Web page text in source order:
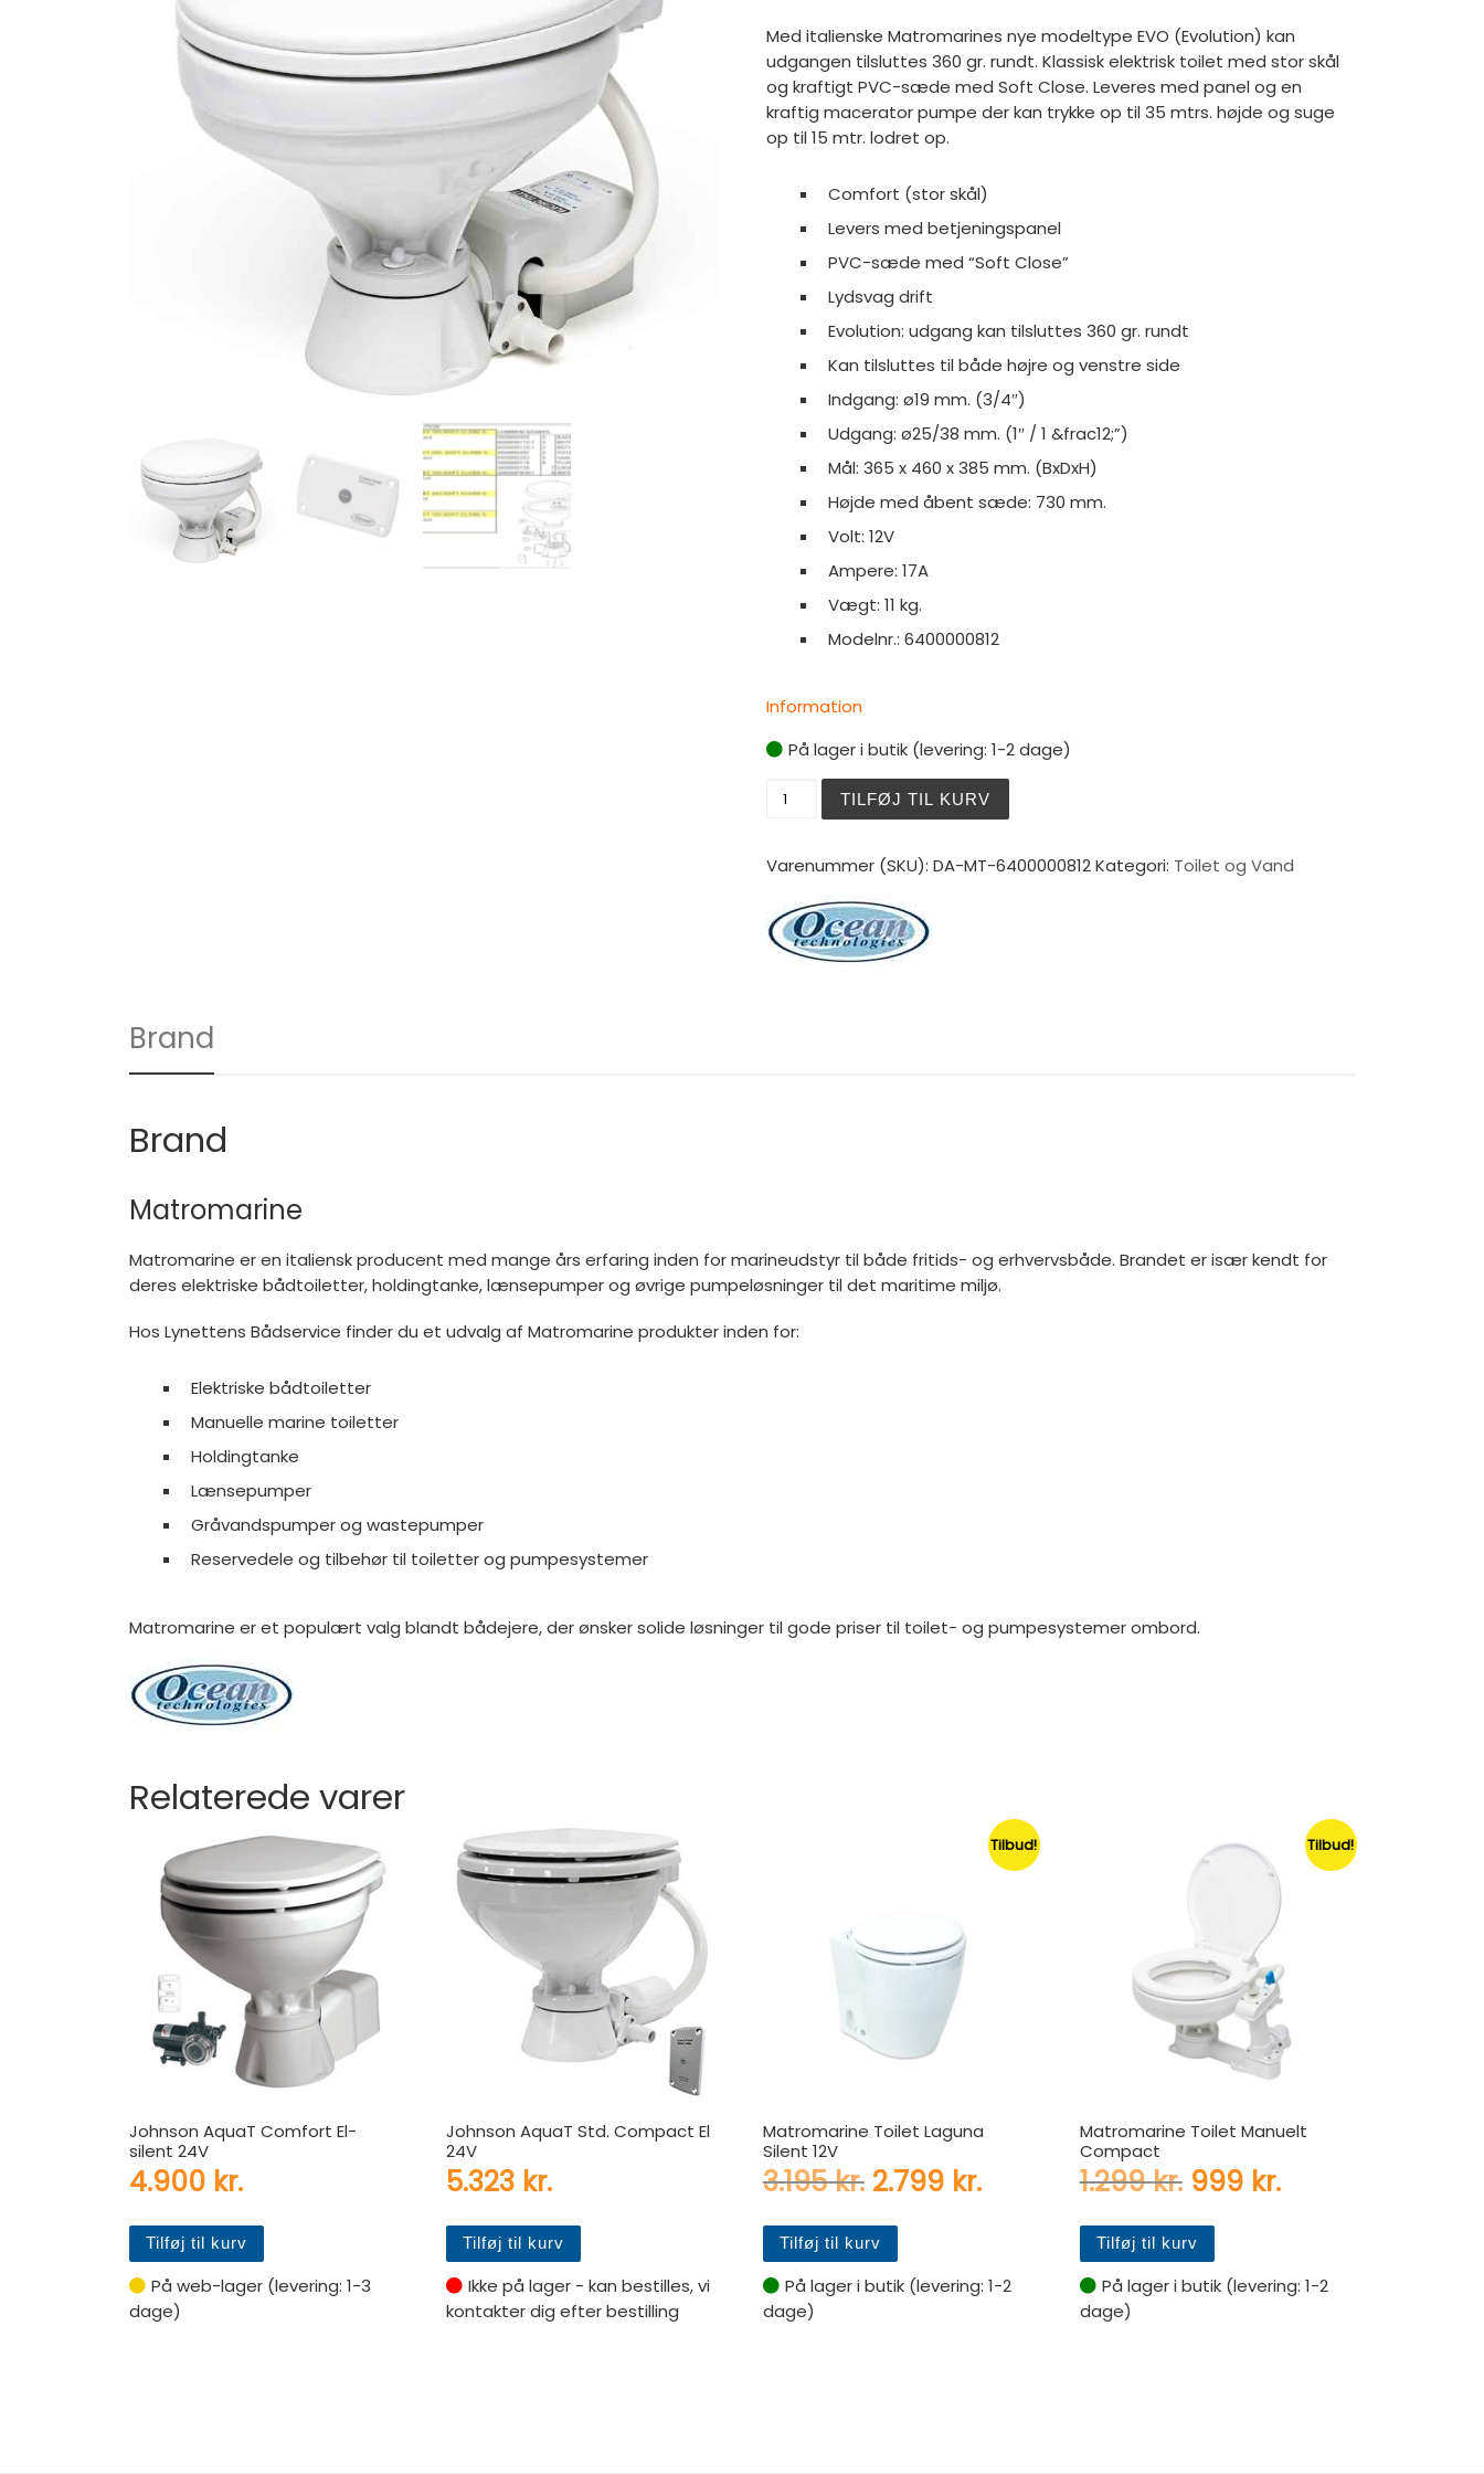
Med italienske Matromarines nye modeltype EVO (Evolution) kan
udgangen tilsluttes 360 gr. rundt. Klassisk elektrisk toilet med stor skål
og kraftigt PVC-sæde med Soft Close. Leveres med panel og en
kraftig macerator pumpe der kan trykke op til 35 mtrs. højde og suge
op til 15 mtr. lodret op.
Comfort (stor skål)
Levers med betjeningspanel
PVC-sæde med “Soft Close”
Lydsvag drift
Evolution: udgang kan tilsluttes 360 gr. rundt
Kan tilsluttes til både højre og venstre side
Indgang: ø19 mm. (3/4″)
Udgang: ø25/38 mm. (1″ / 1 &frac12;”)
Mål: 365 x 460 x 385 mm. (BxDxH)
Højde med åbent sæde: 730 mm.
Volt: 12V
Ampere: 17A
Vægt: 11 kg.
Modelnr.: 6400000812
Information
På lager i butik (levering: 1-2 dage)
TILFØJ TIL KURV
Varenummer (SKU):DA-MT-6400000812 Kategori: Toilet og Vand
Brand
Brand
Matromarine
Matromarine er en italiensk producent med mange års erfaring inden for marineudstyr til både fritids- og erhvervsbåde. Brandet er især kendt for
deres elektriske bådtoiletter, holdingtanke, lænsepumper og øvrige pumpeløsninger til det maritime miljø.
Hos Lynettens Bådservice finder du et udvalg af Matromarine produkter inden for:
Elektriske bådtoiletter
Manuelle marine toiletter
Holdingtanke
Lænsepumper
Gråvandspumper og wastepumper
Reservedele og tilbehør til toiletter og pumpesystemer
Matromarine er et populært valg blandt bådejere, der ønsker solide løsninger til gode priser til toilet- og pumpesystemer ombord.
Relaterede varer
Johnson AquaT Comfort El-
silent 24V
4.900 kr.
Tilføj til kurv
På web-lager (levering: 1-3
dage)
Johnson AquaT Std. Compact El
24V
5.323 kr.
Tilføj til kurv
Ikke på lager - kan bestilles, vi
kontakter dig efter bestilling
Tilbud!
Matromarine Toilet Laguna
Silent 12V
3.195kr. Den oprindelige pris var: 3.195 kr..
2.799 kr.Den aktuelle pris er: 2.799 kr..
Tilføj til kurv
På lager i butik (levering: 1-2
dage)
Tilbud!
Matromarine Toilet Manuelt
Compact
1.299kr. Den oprindelige pris
999 kr.Den aktuelle
Tilføj til kurv
På lager i butik (levering: 1-2
dage)